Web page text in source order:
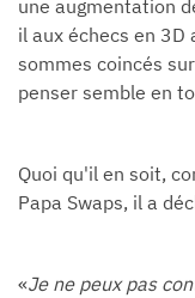
une augmentation
il aux échecs en
sommes coincés
penser semble en
Quoi qu'il en soit,
Papa Swaps, il a
«Je ne peux pas